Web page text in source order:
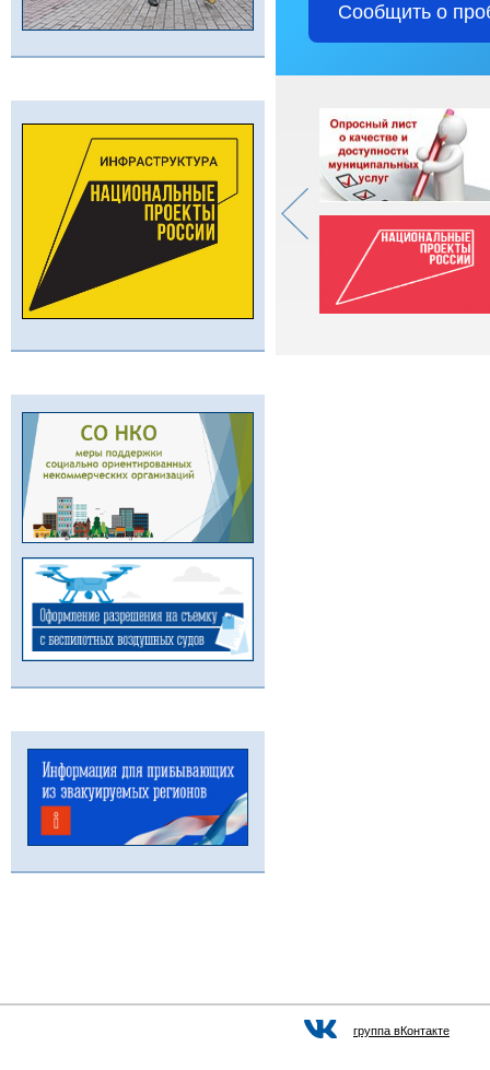
Сообщить о
группа вКонтакте